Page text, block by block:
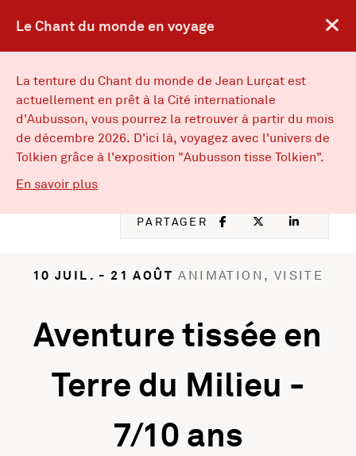
EN ENGLISH VERSION
Musées d’Angers Musées d'Angers :
MENU
LIEUX
PARTAGER FACEBOOK
, OUVRE UNE
TWITTER
, OUVRE
10 JUIL. - 21 AOÛT ANIMATION, VISITE
Aventure tissée en
Terre du Milieu -
7/10 ans
Le Chant du monde en voyage
La tenture du Chant du monde de Jean Lurçat est
actuellement en prêt à la Cité internationale
d'Aubusson, vous pourrez la retrouver à partir du mois
de décembre 2026. D'ici là, voyagez avec l'univers de
Tolkien grâce à l'exposition "Aubusson tisse Tolkien".
En savoir plussur Le Chant du monde en voyage